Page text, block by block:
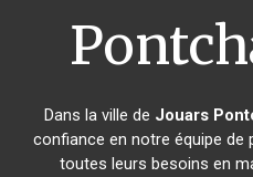
Dans la ville de Jouars
confiance en notre équipe
toutes leurs besoins en